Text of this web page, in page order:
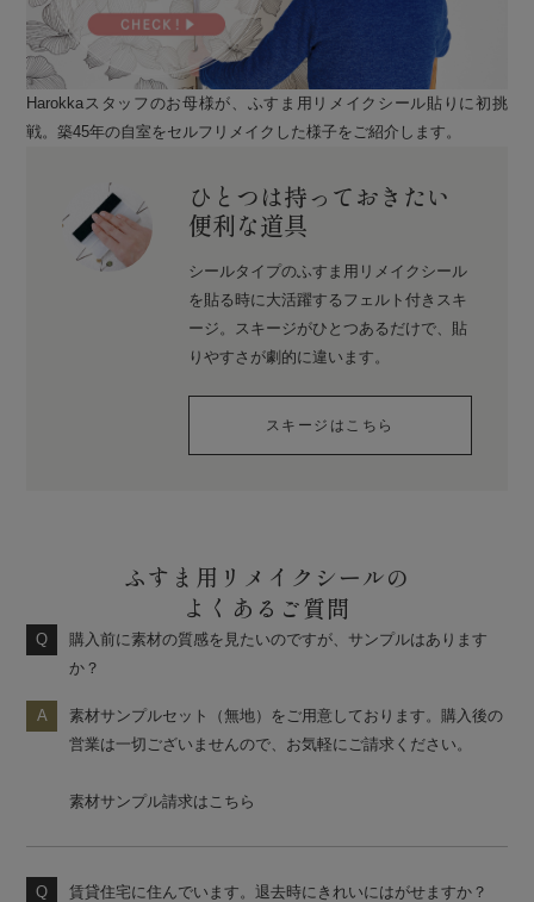
Harokkaスタッフのお母様が、ふすま用リメイクシール貼りに初挑
戦。築45年の自室をセルフリメイクした様子をご紹介します。
ひとつは持っておきたい
便利な道具
シールタイプのふすま用リメイクシール
を貼る時に大活躍するフェルト付きスキ
ージ。スキージがひとつあるだけで、貼
りやすさが劇的に違います。
スキージはこちら
ふすま用リメイクシールの
よくあるご質問
購入前に素材の質感を見たいのですが、サンプルはあります
か？
素材サンプルセット（無地）をご用意しております。購入後の
営業は一切ございませんので、お気軽にご請求ください。
素材サンプル請求はこちら
賃貸住宅に住んでいます。退去時にきれいにはがせますか？